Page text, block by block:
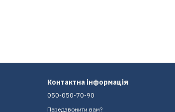
Контактна інформація
050-050-70-90
Передзвонити вам?